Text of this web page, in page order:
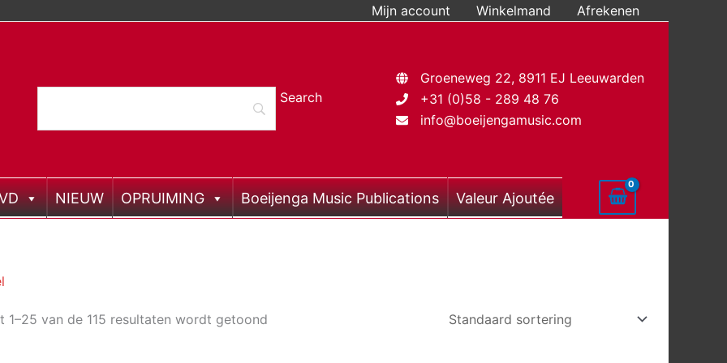
Mijn account Winkelmand Afrekenen
Groeneweg 22, 8911 EJ Leeuwarden
+31 (0)58 - 289 48 76
info@boeijengamusic.com
NIEUW OPRUIMING Boeijenga Music Publications Valeur Ajoutée
1–25 van de 115 resultaten wordt getoond